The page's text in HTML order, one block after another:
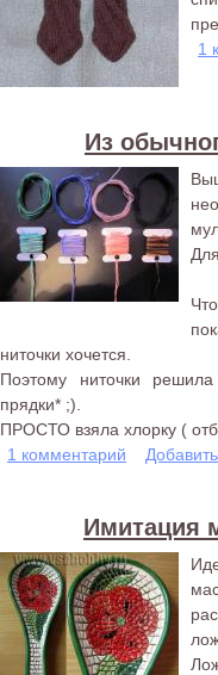
1
Из
ниточки хочется.
Поэтому ниточки решила
прядки* ;).
ПРОСТО взяла хлорку (
1 комментарий
Имитация